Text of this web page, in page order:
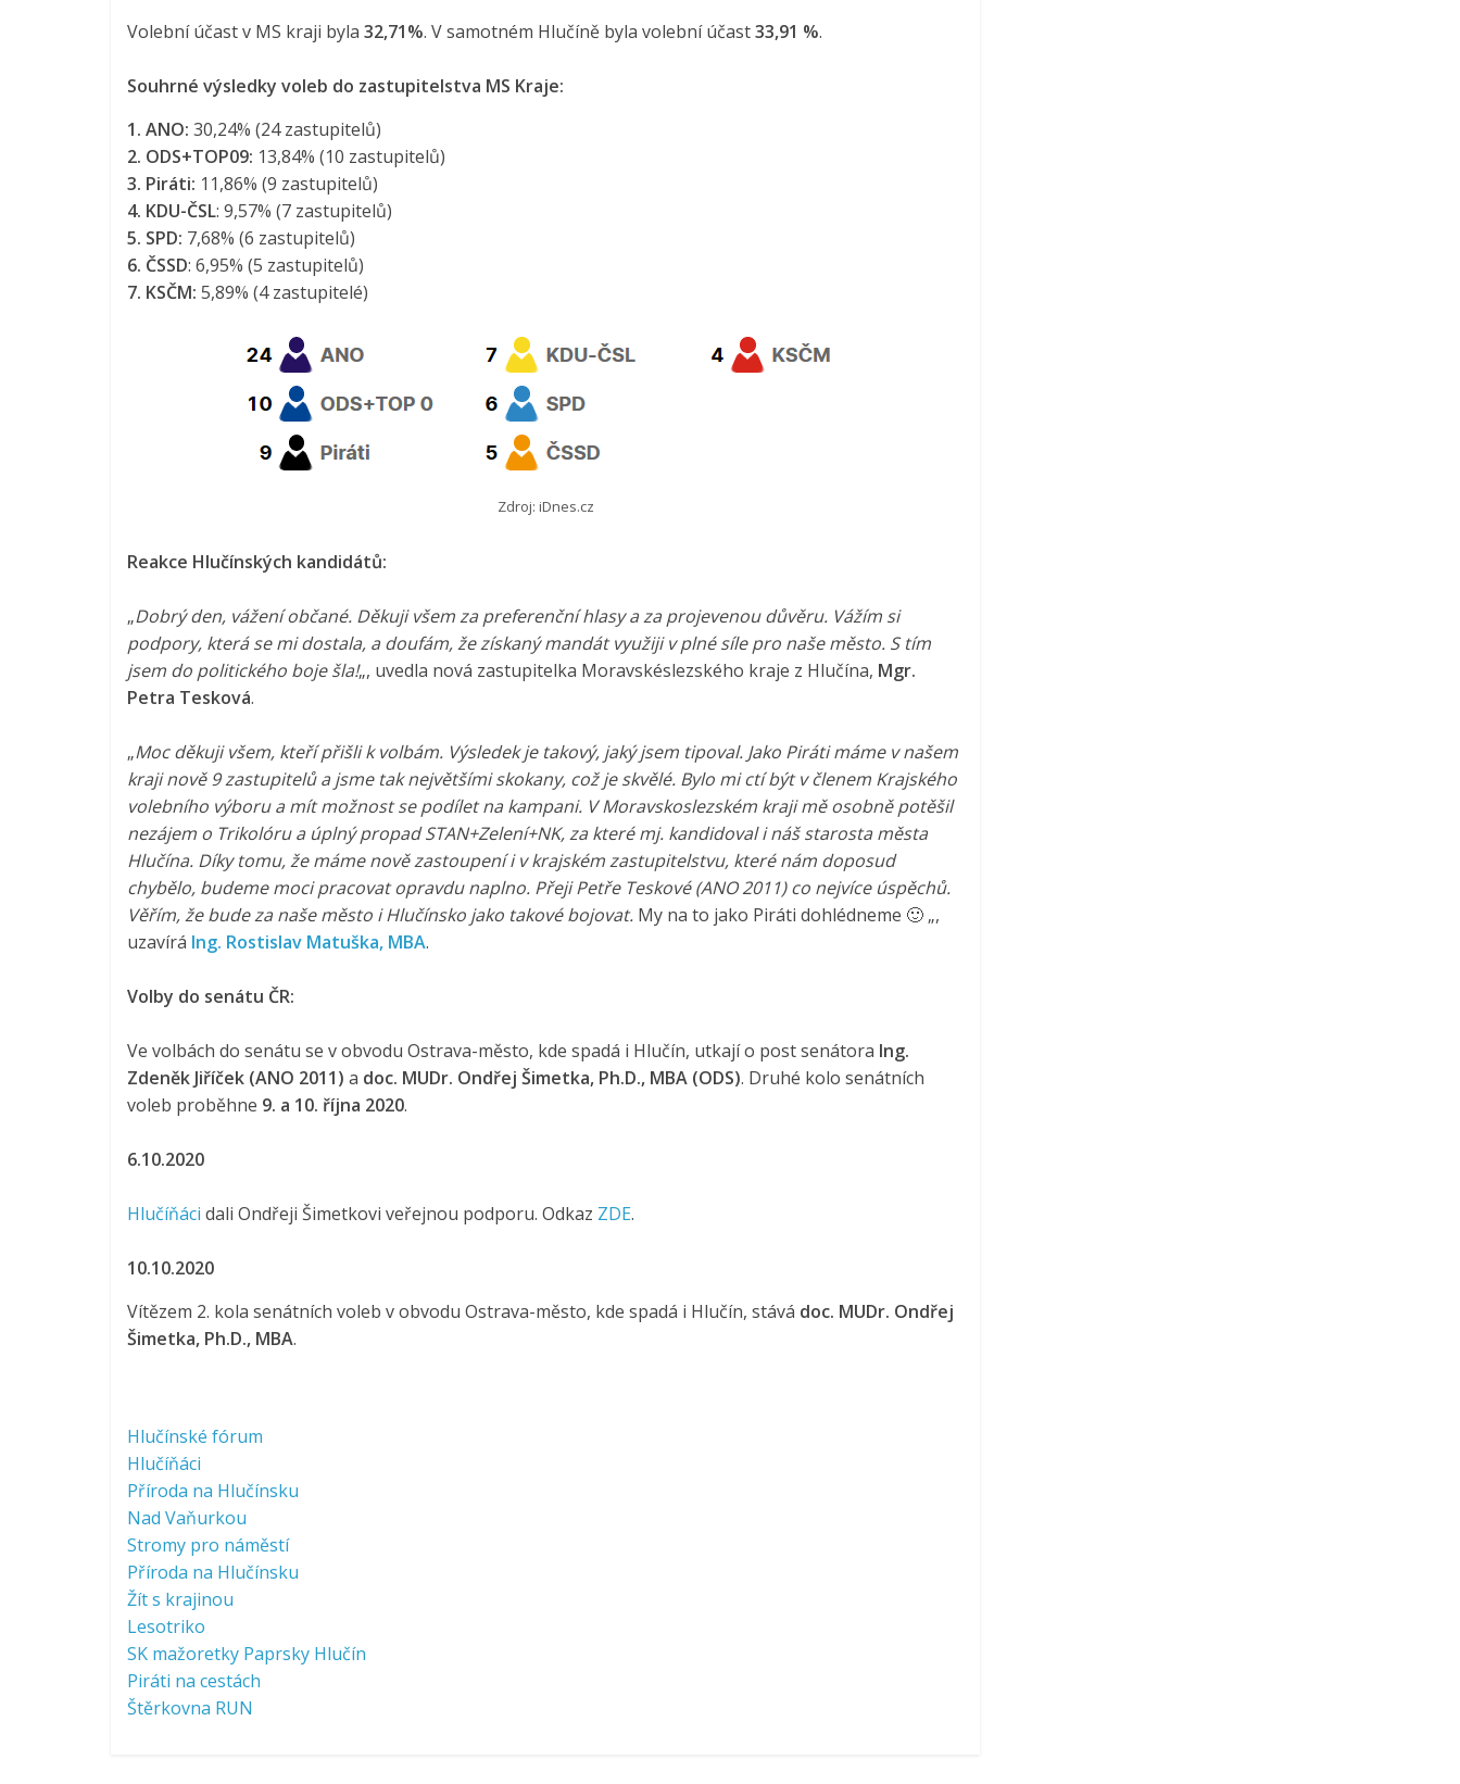
Volební účast v MS kraji byla 32,71%. V samotném Hlučíně byla volební účast33,91 %.
Souhrné výsledky voleb do zastupitelstva MS Kraje:
1. ANO: 30,24% (24 zastupitelů)
2. ODS+TOP09: 13,84% (10 zastupitelů)
3. Piráti: 11,86% (9 zastupitelů)
4. KDU-ČSL: 9,57% (7 zastupitelů)
5. SPD: 7,68% (6 zastupitelů)
6. ČSSD: 6,95% (5 zastupitelů)
7. KSČM: 5,89% (4 zastupitelé)
Zdroj: iDnes.cz
Reakce Hlučínských kandidátů:
„Dobrý den, vážení občané. Děkuji všem za preferenční hlasy a za projevenou důvěru. Vážím si
podpory, která se mi dostala, a doufám, že získaný mandát využiji v plné síle pro naše město. S tím
jsem do politického boje šla!„, uvedla nová zastupitelka Moravskéslezského kraje z Hlučína, Mgr.
Petra Tesková.
„Moc děkuji všem, kteří přišli k volbám. Výsledek je takový, jaký jsem tipoval. Jako Piráti máme v našem
kraji nově 9 zastupitelů a jsme tak největšími skokany, což je skvělé. Bylo mi ctí být v členem Krajského
volebního výboru a mít možnost se podílet na kampani. V Moravskoslezském kraji mě osobně potěšil
nezájem o Trikolóru a úplný propad STAN+Zelení+NK, za které mj. kandidoval i náš starosta města
Hlučína. Díky tomu, že máme nově zastoupení i v krajském zastupitelstvu, které nám doposud
chybělo, budeme moci pracovat opravdu naplno. Přeji Petře Teskové (ANO 2011) co nejvíce úspěchů.
Věřím, že bude za naše město i Hlučínsko jako takové bojovat. My na to jako Piráti dohlédneme 🙂 „,
uzavírá Ing. Rostislav Matuška, MBA.
Volby do senátu ČR:
Ve volbách do senátu se v obvodu Ostrava-město, kde spadá i Hlučín, utkají o post senátora Ing.
Zdeněk Jiříček (ANO 2011) a doc. MUDr. Ondřej Šimetka, Ph.D., MBA (ODS). Druhé kolo senátních
voleb proběhne 9. a 10. října 2020.
6.10.2020
Hlučíňáci dali Ondřeji Šimetkovi veřejnou podporu. Odkaz ZDE.
10.10.2020
Vítězem 2. kola senátních voleb v obvodu Ostrava-město, kde spadá i Hlučín, stává doc. MUDr. Ondřej
Šimetka, Ph.D., MBA.
Hlučínské fórum
Hlučíňáci
Příroda na Hlučínsku
Nad Vaňurkou
Stromy pro náměstí
Příroda na Hlučínsku
Žít s krajinou
Lesotriko
SK mažoretky Paprsky Hlučín
Piráti na cestách
Štěrkovna RUN